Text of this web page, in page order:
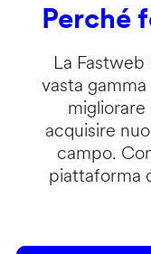
Perché
La
vasta
acquisire
campo.
piattaforma